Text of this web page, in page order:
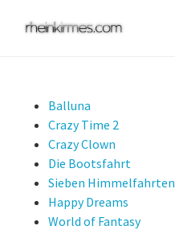
Balluna
Crazy Time 2
Crazy Clown
Die Bootsfahrt
Sieben Himmelfahrten
Happy Dreams
World of Fantasy